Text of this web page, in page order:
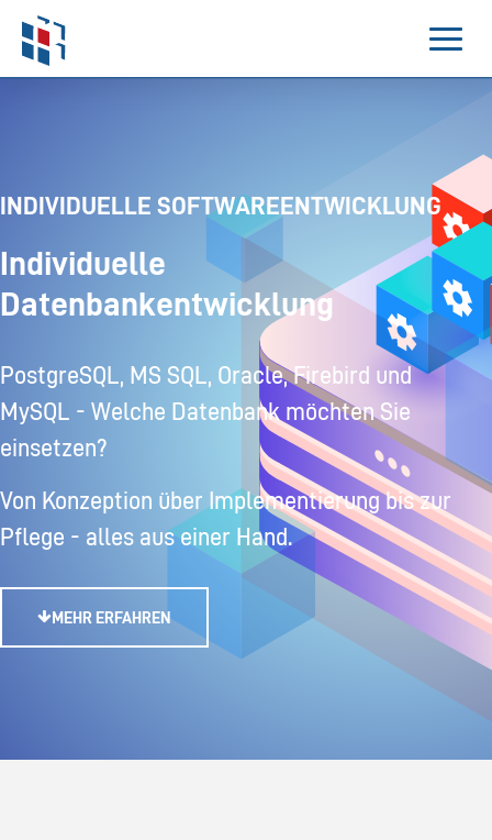
INDIVIDUELLE SOFTWAREENTWICKLUNG
Individuelle
Datenbankentwicklung
PostgreSQL, MS SQL, Oracle, Firebird und
MySQL - Welche Datenbank möchten Sie
einsetzen?
Von Konzeption über Implementierung bis zur
Pflege - alles aus einer Hand.
MEHR ERFAHREN